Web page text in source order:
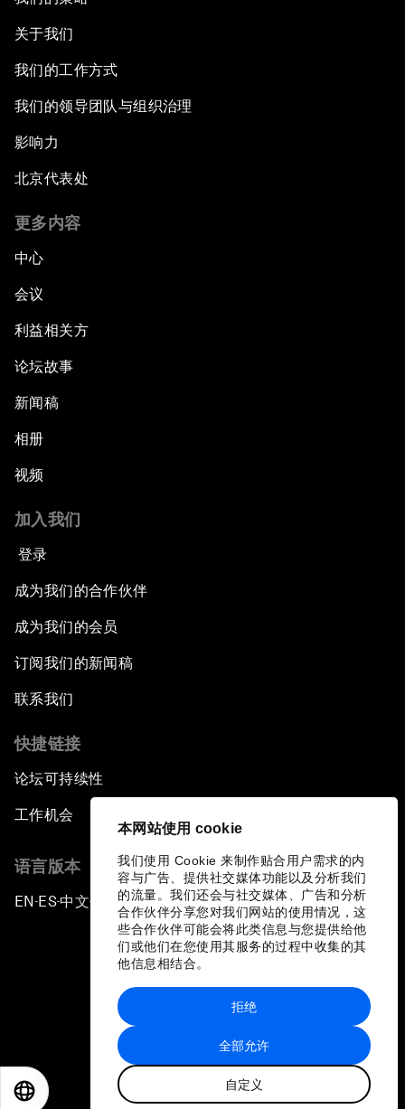
本网站使用 cookie
我们使用 Cookie 来制作贴合用户需求的内
容与广告、提供社交媒体功能以及分析我们
的流量。我们还会与社交媒体、广告和分析
合作伙伴分享您对我们网站的使用情况，这
些合作伙伴可能会将此类信息与您提供给他
们或他们在您使用其服务的过程中收集的其
他信息相结合。
全部允许
自定义
拒绝
关于我们
我们的工作方式
我们的领导团队与组织治理
影响力
北京代表处
更多内容
中心
会议
利益相关方
论坛故事
新闻稿
相册
视频
加入我们
登录
成为我们的合作伙伴
成为我们的会员
订阅我们的新闻稿
联系我们
快捷链接
论坛可持续性
工作机会
语言版本
EN ▪ES▪中文▪ 日本語
站点地图
世界经济论坛